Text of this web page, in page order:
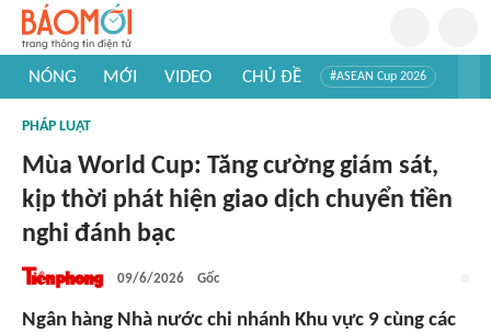
NÓNG MỚI VIDEO CHỦ ĐỀ #ASEAN Cup 2026
#Khám phá thế giới
PHÁP LUẬT
Mùa World Cup: Tăng cường giám sát,
kịp thời phát hiện giao dịch chuyển tiền
nghi đánh bạc
09/6/2026 Gốc
Ngân hàng Nhà nước chi nhánh Khu vực 9 cùng các